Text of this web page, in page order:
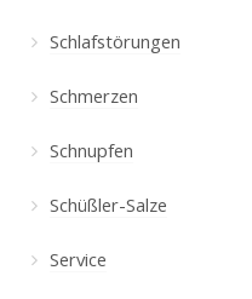
Schlafstörungen
Schmerzen
Schnupfen
Schüßler-Salze
Service